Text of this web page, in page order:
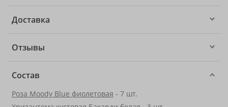
Доставка
Отзывы
Состав
Роза Moody Blue фиолетовая - 7 шт.